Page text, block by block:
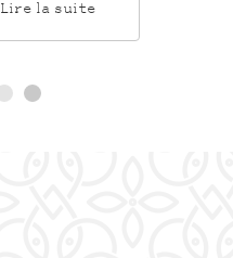
Lire la suite